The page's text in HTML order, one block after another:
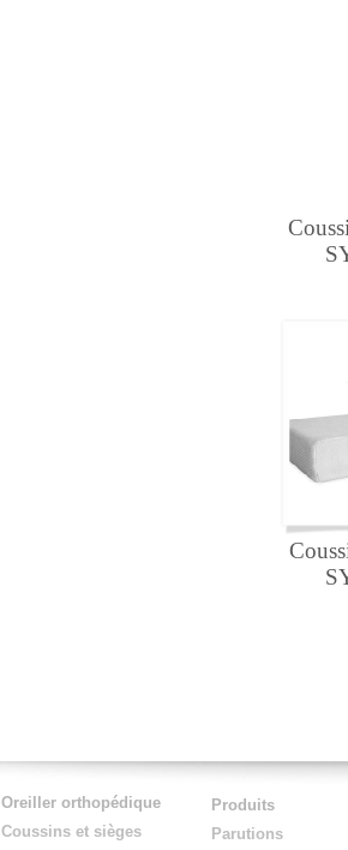
Oreiller orthopédique
Coussins et sièges
Produits
Parutions